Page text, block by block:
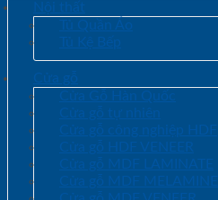
Nội thất
Tủ Quần Áo
Tủ Kệ Bếp
Cửa gỗ
Cửa Gỗ Hàn Quốc
Cửa gỗ tự nhiên
Cửa gỗ công nghiệp HDF
Cửa gỗ HDF VENEER
Cửa gỗ MDF LAMINATE
Cửa gỗ MDF MELAMINE